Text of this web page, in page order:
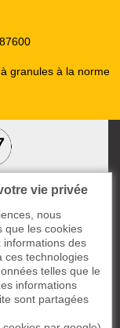
granules à la norme
vie privée
nous
que les cookies
informations des
ces technologies
telles que le
informations
sont partagées